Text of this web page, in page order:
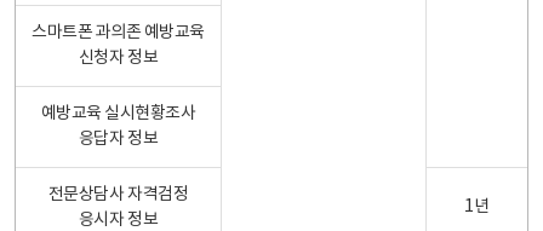
스마트폰 과의존 예방교육
신청자 정보
예방교육 실시현황조사
응답자 정보
전문상담사 자격검정
응시자 정보
1년